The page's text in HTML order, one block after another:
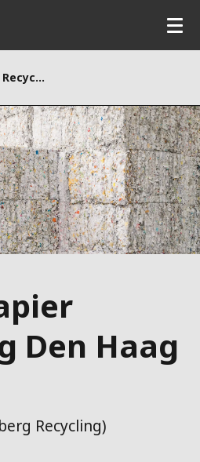
Veolia Papier Recycling Den Haag B.V.
Den Haag
Recycling)